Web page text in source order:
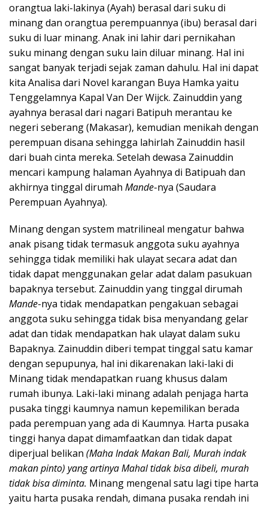
orangtua laki-lakinya (Ayah) berasal dari suku di
minang dan orangtua perempuannya (ibu) berasal dari
suku di luar minang. Anak ini lahir dari pernikahan
suku minang dengan suku lain diluar minang. Hal ini
sangat banyak terjadi sejak zaman dahulu. Hal ini dapat
kita Analisa dari Novel karangan Buya Hamka yaitu
Tenggelamnya Kapal Van Der Wijck. Zainuddin yang
ayahnya berasal dari nagari Batipuh merantau ke
negeri seberang (Makasar), kemudian menikah dengan
perempuan disana sehingga lahirlah Zainuddin hasil
dari buah cinta mereka. Setelah dewasa Zainuddin
mencari kampung halaman Ayahnya di Batipuah dan
akhirnya tinggal dirumah Mande-nya (Saudara
Perempuan Ayahnya).
Minang dengan system matrilineal mengatur bahwa
anak pisang tidak termasuk anggota suku ayahnya
sehingga tidak memiliki hak ulayat secara adat dan
tidak dapat menggunakan gelar adat dalam pasukuan
bapaknya tersebut. Zainuddin yang tinggal dirumah
Mande-nya tidak mendapatkan pengakuan sebagai
anggota suku sehingga tidak bisa menyandang gelar
adat dan tidak mendapatkan hak ulayat dalam suku
Bapaknya. Zainuddin diberi tempat tinggal satu kamar
dengan sepupunya, hal ini dikarenakan laki-laki di
Minang tidak mendapatkan ruang khusus dalam
rumah ibunya. Laki-laki minang adalah penjaga harta
pusaka tinggi kaumnya namun kepemilikan berada
pada perempuan yang ada di Kaumnya. Harta pusaka
tinggi hanya dapat dimamfaatkan dan tidak dapat
diperjual belikan (Maha Indak Makan Bali, Murah indak
makan pinto) yang artinya Mahal tidak bisa dibeli, murah
tidak bisa diminta. Minang mengenal satu lagi tipe harta
yaitu harta pusaka rendah, dimana pusaka rendah ini